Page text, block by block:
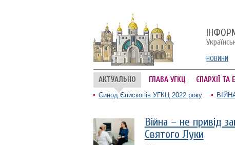
НОВИНИ
АКТУАЛЬНО ГЛАВА УГКЦ ЄПАРХІЇ ТА
Синод Єпископів УГКЦ 2022 року
Війна – не привід
Святого Луки